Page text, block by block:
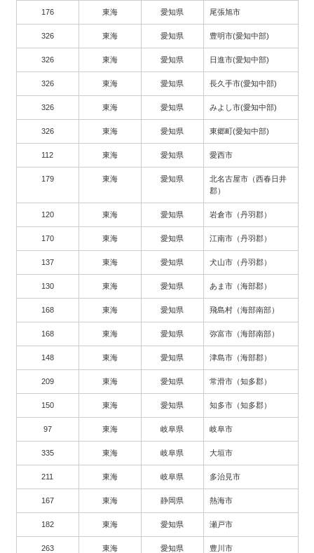
176 東海 愛知県 尾張旭市
326 東海 愛知県 豊明市(愛知中部)
326 東海 愛知県 日進市(愛知中部)
326 東海 愛知県 長久手市(愛知中部)
326 東海 愛知県 みよし市(愛知中部)
326 東海 愛知県 東郷町(愛知中部)
112 東海 愛知県 愛西市
179 東海 愛知県
北名古屋市（西春日井
郡）
120 東海 愛知県 岩倉市（丹羽郡）
170 東海 愛知県 江南市（丹羽郡）
137 東海 愛知県 犬山市（丹羽郡）
130 東海 愛知県 あま市（海部郡）
168 東海 愛知県 飛島村（海部南部）
168 東海 愛知県 弥富市（海部南部）
148 東海 愛知県 津島市（海部郡）
209 東海 愛知県 常滑市（知多郡）
150 東海 愛知県 知多市（知多郡）
97 東海 岐阜県 岐阜市
335 東海 岐阜県 大垣市
211 東海 岐阜県 多治見市
167 東海 静岡県 熱海市
182 東海 愛知県 瀬戸市
263 東海 愛知県 豊川市